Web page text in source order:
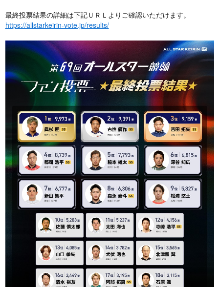
最終投票結果の詳細は下記ＵＲＬよりご確認いただけます。
https://allstarkeirin-vote.jp/results/